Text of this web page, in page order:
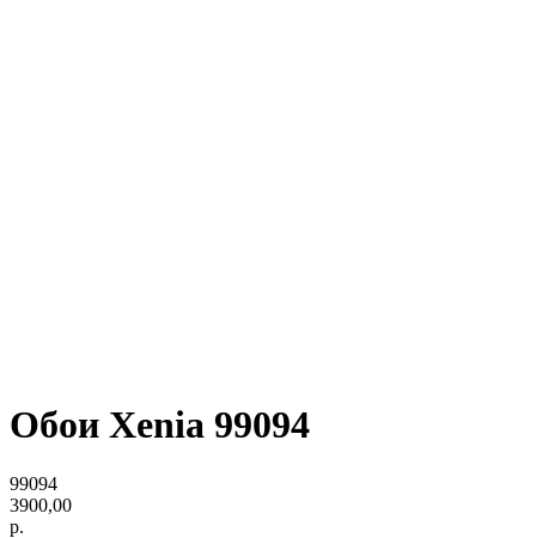
Обои Xenia 99094
99094
3900,00
р.